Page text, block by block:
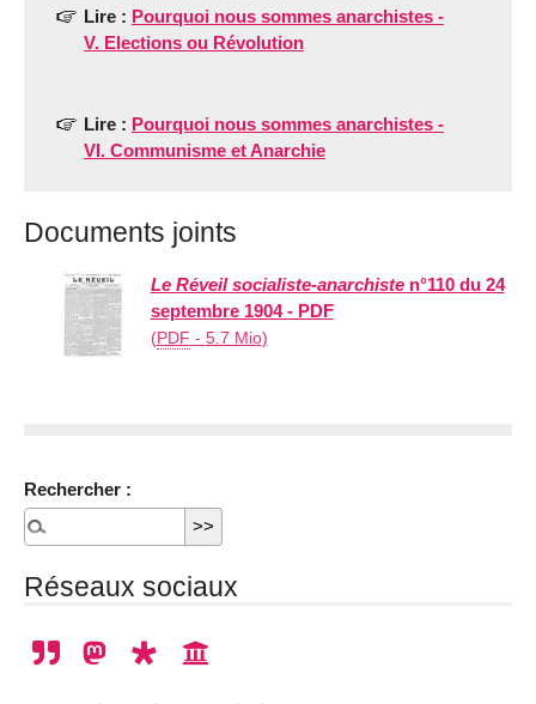
Lire : Pourquoi nous sommes anarchistes -
V. Elections ou Révolution
Lire : Pourquoi nous sommes anarchistes -
VI. Communisme et Anarchie
Documents joints
Le Réveil socialiste-anarchisten°110 du 24
septembre 1904 - PDF
(PDF - 5.7 Mio)
Rechercher :
Réseaux sociaux